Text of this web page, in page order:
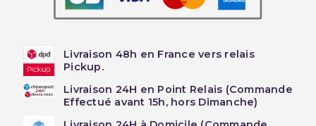
Livraison 48h en France vers relais
Pickup.
Livraison 24H en Point Relais (Commande
Effectué avant 15h, hors Dimanche)